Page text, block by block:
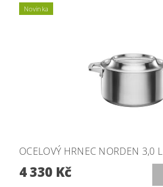
Novinka
OCELOVÝ HRNEC NORDEN 3,0 L
4 330 Kč